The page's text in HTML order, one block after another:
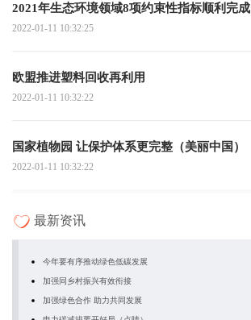
2021年生态环境领域8项约束性指标顺利完成
2022-01-11 10:32:25
欧盟推进塑料回收再利用
2022-01-11 10:32:22
国家植物园 让保护体系更完整（美丽中国）
2022-01-11 10:32:22
最新资讯
今年要有序推动绿色低碳发展
加强同乡村振兴有效衔接
加强绿色合作 助力共同发展